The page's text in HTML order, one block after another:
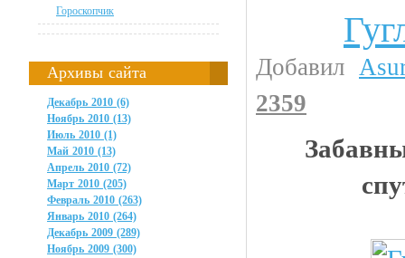
Гороскопчик
Архивы сайта
Декабрь 2010 (6)
Ноябрь 2010 (13)
Июль 2010 (1)
Май 2010 (13)
Апрель 2010 (72)
Март 2010 (205)
Февраль 2010 (263)
Январь 2010 (264)
Декабрь 2009 (289)
Ноябрь 2009 (300)
Добавил
2359